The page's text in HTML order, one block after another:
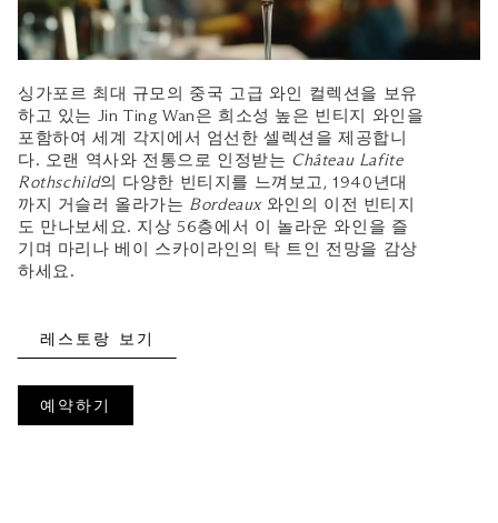
싱가포르 최대 규모의 중국 고급 와인 컬렉션을 보유
하고 있는 Jin Ting Wan은 희소성 높은 빈티지 와인을
포함하여 세계 각지에서 엄선한 셀렉션을 제공합니
다. 오랜 역사와 전통으로 인정받는 Château Lafite
Rothschild의 다양한 빈티지를 느껴보고, 1940년대
까지 거슬러 올라가는 Bordeaux 와인의 이전 빈티지
도 만나보세요. 지상 56층에서 이 놀라운 와인을 즐
기며 마리나 베이 스카이라인의 탁 트인 전망을 감상
하세요.
레스토랑 보기
예약하기